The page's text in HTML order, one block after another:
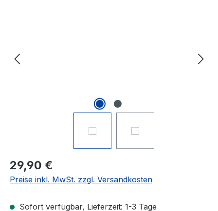
29,90 €
Preise inkl. MwSt. zzgl. Versandkosten
Sofort verfügbar, Lieferzeit: 1-3 Tage